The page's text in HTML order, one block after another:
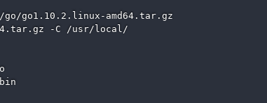
go1.10.2.linux-amd64.tar.gz
-C /usr/local/
bin